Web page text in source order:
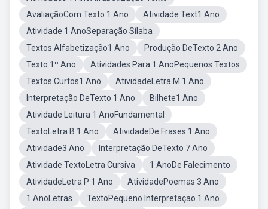
AvaliaçãoCom Texto 1 Ano
Atividade Text1 Ano
Atividade 1 AnoSeparação Sílaba
Textos Alfabetização1 Ano
Produção DeTexto 2 Ano
Texto 1º Ano
Atividades Para 1 AnoPequenos Textos
Textos Curtos1 Ano
AtividadeLetra M 1 Ano
Interpretação DeTexto 1 Ano
Bilhete1 Ano
Atividade Leitura 1 AnoFundamental
TextoLetra B 1 Ano
AtividadeDe Frases 1 Ano
Atividade3 Ano
Interpretação DeTexto 7 Ano
Atividade TextoLetra Cursiva
1 AnoDe Falecimento
AtividadeLetra P 1 Ano
AtividadePoemas 3 Ano
1 AnoLetras
TextoPequeno Interpretaçao 1 Ano